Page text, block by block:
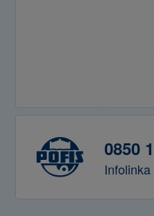
0850
Infolinka